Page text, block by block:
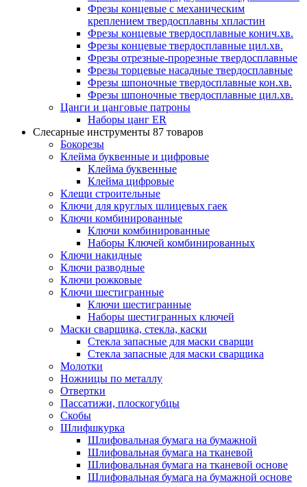
Фрезы концевые с механическим
креплением твердосплавны хпластин
Фрезы концевые твердосплавные конич.хв.
Фрезы концевые твердосплавные цил.хв.
Фрезы отрезные-прорезные твердосплавные
Фрезы торцевые насадные твердосплавные
Фрезы шпоночные твердосплавные кон.хв.
Фрезы шпоночные твердосплавные цил.хв.
Цанги и цанговые патроны
Наборы цанг ER
Слесарные инструменты 87 товаров
Бокорезы
Клейма буквенные и цифровые
Клейма буквенные
Клейма цифровые
Клещи строительные
Ключи для круглых шлицевых гаек
Ключи комбинированные
Ключи комбинированные
Наборы Ключей комбинированных
Ключи накидные
Ключи разводные
Ключи рожковые
Ключи шестигранные
Ключи шестигранные
Наборы шестигранных ключей
Маски сварщика, стекла, каски
Стекла запасные для маски сварщи
Стекла запасные для маски сварщика
Молотки
Ножницы по металлу
Отвертки
Пассатижи, плоскогубцы
Скобы
Шлифшкурка
Шлифовальная бумага на бумажной
Шлифовальная бумага на тканевой
Шлифовальная бумага на тканевой основе
Шлифовальная бумага на бумажной основе